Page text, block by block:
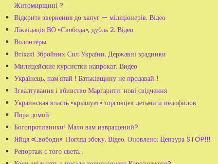
Житомирщині ?
Відкрите звернення до хапуг — міліціонерів. Відео
Ліквідація ВО «Свобода», дубль 2. Відео
Волонтёры
Втікачі Збройних Сил України. Державні зрадники
Милицейские курсистки напрокат. Видео
Українець, пам'ятай ! Батьківщину не продавай !
Згвалтування і вбивство Маргарити: нові свідчення
Украинская власть «крышует» торговцев детьми и педофилов
Пора домой
Богопротивники! Мало вам извращений?
Яйця «Свободи». Погляд збоку. Відео. Оновлено: Цензура STOP!!!
Репортаж с того света…